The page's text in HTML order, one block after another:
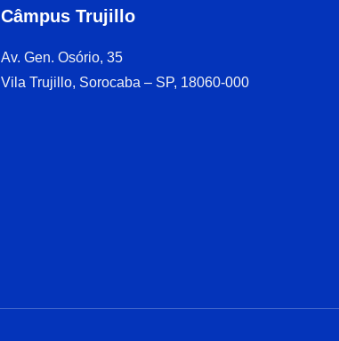
Câmpus Trujillo
Av. Gen. Osório, 35
Vila Trujillo, Sorocaba – SP, 18060-000